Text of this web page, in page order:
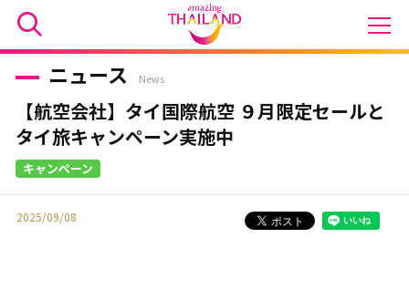
ニュース News
【航空会社】タイ国際航空 ９月限定セールと
タイ旅キャンペーン実施中
2025/09/08